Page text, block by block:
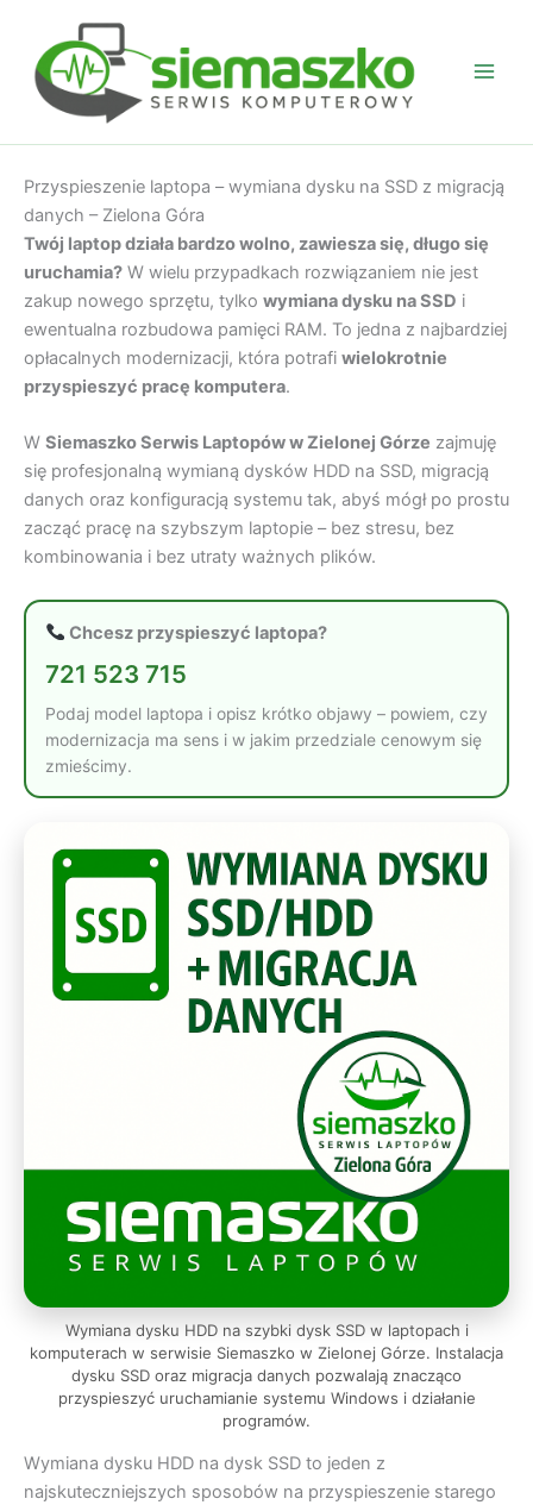
treści
Przyspieszenie laptopa – wymiana dysku na SSD z migracją
danych – Zielona Góra
Twój laptop działa bardzo wolno, zawiesza się, długo się
uruchamia? W wielu przypadkach rozwiązaniem nie jest
zakup nowego sprzętu, tylko wymiana dysku na SSD i
ewentualna rozbudowa pamięci RAM. To jedna z najbardziej
opłacalnych modernizacji, która potrafi wielokrotnie
przyspieszyć pracę komputera.
W Siemaszko Serwis Laptopów w Zielonej Górze zajmuję
się profesjonalną wymianą dysków HDD na SSD, migracją
danych oraz konfiguracją systemu tak, abyś mógł po prostu
zacząć pracę na szybszym laptopie – bez stresu, bez
kombinowania i bez utraty ważnych plików.
Chcesz przyspieszyć laptopa?
721 523 715
Podaj model laptopa i opisz krótko objawy – powiem, czy
modernizacja ma sens i w jakim przedziale cenowym się
zmieścimy.
Wymiana dysku HDD na szybki dysk SSD w laptopach i
komputerach w serwisie Siemaszko w Zielonej Górze. Instalacja
dysku SSD oraz migracja danych pozwalają znacząco
przyspieszyć uruchamianie systemu Windows i działanie
programów.
Wymiana dysku HDD na dysk SSD to jeden z
najskuteczniejszych sposobów na przyspieszenie starego